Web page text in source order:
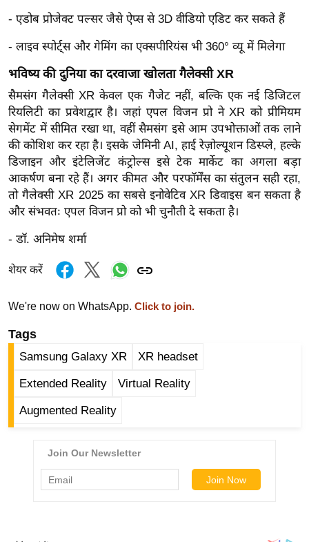
/
श
न
रे
लू
नु
स्खे
प
र्य
ट
न
ल
ट
ने
स
मं
त्रा
रि
- एडोब प्रोजेक्ट पल्सर जैसे ऐप्स से 3D वीडियो एडिट कर सकते हैं
- लाइव स्पोर्ट्स और गेमिंग का एक्सपीरियंस भी 360° व्यू में मिलेगा
भविष्य की दुनिया का दरवाजा खोलता गैलेक्सी XR
सैमसंग गैलेक्सी XR केवल एक गैजेट नहीं, बल्कि एक नई डिजिटल
रियलिटी का प्रवेशद्वार है। जहां एपल विजन प्रो ने XR को प्रीमियम
सेगमेंट में सीमित रखा था, वहीं सैमसंग इसे आम उपभोक्ताओं तक लाने
की कोशिश कर रहा है। इसके जेमिनी AI, हाई रेज़ोल्यूशन डिस्प्ले, हल्के
डिजाइन और इंटेलिजेंट कंट्रोल्स इसे टेक मार्केट का अगला बड़ा
आकर्षण बना रहे हैं। अगर कीमत और परफॉर्मेंस का संतुलन सही रहा,
तो गैलेक्सी XR 2025 का सबसे इनोवेटिव XR डिवाइस बन सकता है
और संभवतः एपल विजन प्रो को भी चुनौती दे सकता है।
- डॉ. अनिमेष शर्मा
शेयर करें
We're now on WhatsApp. Click to join.
Tags
Samsung Galaxy XR XR headset
Extended Reality Virtual Reality
Augmented Reality